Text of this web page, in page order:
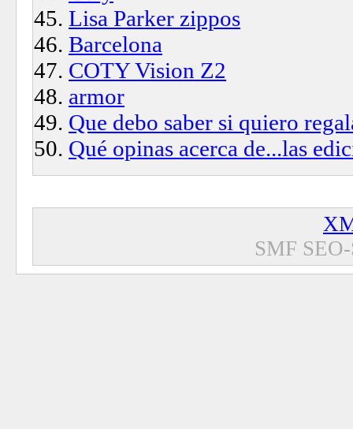
Lisa Parker zippos
Barcelona
COTY Vision Z2
armor
Que debo saber si quiero
Qué opinas acerca de...las
SMF